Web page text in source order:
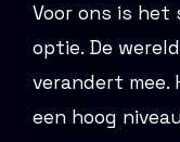
Voor ons is het
optie. De
verandert mee.
een hoog